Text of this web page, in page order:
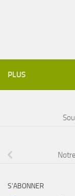
PLUS
S’ABONNER